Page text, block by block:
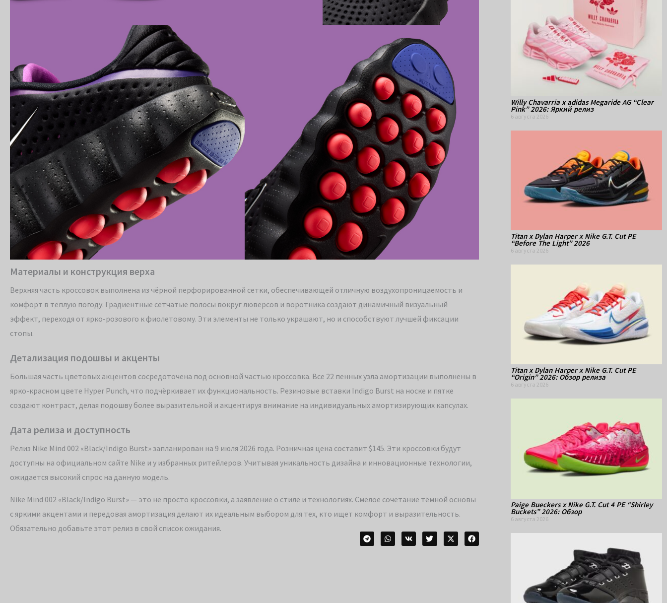
Материалы и конструкция верха
Верхняя часть кроссовок выполнена из чёрной перфорированной сетки, обеспечивающей отличную воздухопроницаемость и
комфорт в тёплую погоду. Градиентные сетчатые полосы вокруг люверсов и воротника создают динамичный визуальный
эффект, переходя от ярко-розового к фиолетовому. Эти элементы не только украшают, но и способствуют лучшей фиксации
стопы.
Детализация подошвы и акценты
Большая часть цветовых акцентов сосредоточена под основной частью кроссовка. Все 22 пенных узла амортизации выполнены в
ярко-красном цвете Hyper Punch, что подчёркивает их функциональность. Резиновые вставки Indigo Burst на носке и пятке
создают контраст, делая подошву более выразительной и акцентируя внимание на индивидуальных амортизирующих капсулах.
Дата релиза и доступность
Релиз Nike Mind 002 «Black/Indigo Burst» запланирован на 9 июля 2026 года. Розничная цена составит $145. Эти кроссовки будут
доступны на официальном сайте Nike и у избранных ритейлеров. Учитывая уникальность дизайна и инновационные технологии,
ожидается высокий спрос на данную модель.
Nike Mind 002 «Black/Indigo Burst» — это не просто кроссовки, а заявление о стиле и технологиях. Смелое сочетание тёмной основы
с яркими акцентами и передовая амортизация делают их идеальным выбором для тех, кто ищет комфорт и выразительность.
Обязательно добавьте этот релиз в свой список ожидания.
Willy Chavarria x adidas Megaride AG “Clear
Pink” 2026: Яркий релиз
6 августа 2026
Titan x Dylan Harper x Nike G.T. Cut PE
“Before The Light” 2026
6 августа 2026
Titan x Dylan Harper x Nike G.T. Cut PE
“Origin” 2026: Обзор релиза
6 августа 2026
Paige Bueckers x Nike G.T. Cut 4 PE “Shirley
Buckets” 2026: Обзор
6 августа 2026